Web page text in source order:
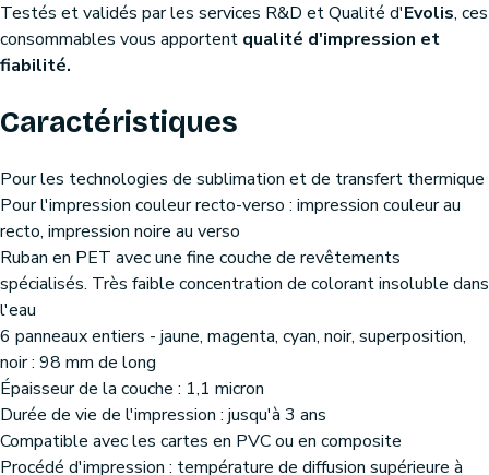
Testés et validés par les services R&D et Qualité d'Evolis, ces
consommables vous apportent qualité d'impression et
fiabilité.
Caractéristiques
Pour les technologies de sublimation et de transfert thermique
Pour l'impression couleur recto-verso : impression couleur au
recto, impression noire au verso
Ruban en PET avec une fine couche de revêtements
spécialisés. Très faible concentration de colorant insoluble dans
l'eau
6 panneaux entiers - jaune, magenta, cyan, noir, superposition,
noir : 98 mm de long
Épaisseur de la couche : 1,1 micron
Durée de vie de l'impression : jusqu'à 3 ans
Compatible avec les cartes en PVC ou en composite
Procédé d'impression : température de diffusion supérieure à